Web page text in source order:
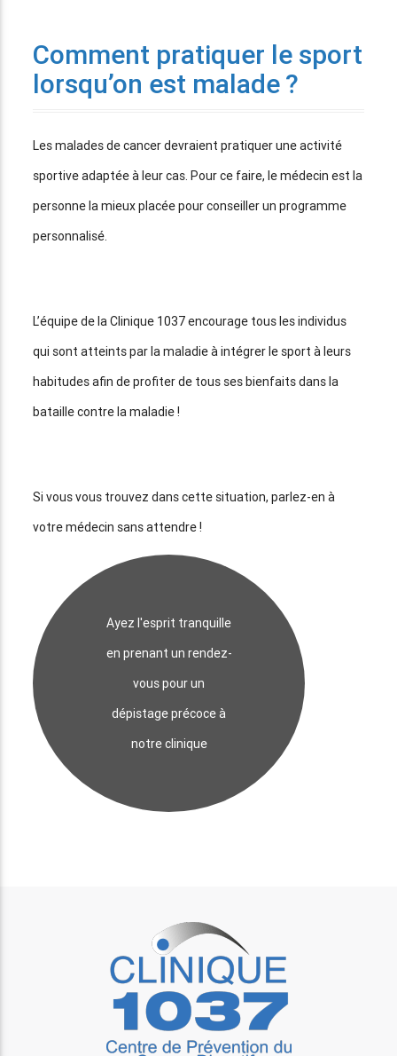
Comment pratiquer le sport
lorsqu’on est malade ?
Les malades de cancer devraient pratiquer une activité
sportive adaptée à leur cas. Pour ce faire, le médecin est la
personne la mieux placée pour conseiller un programme
personnalisé.
L’équipe de la Clinique 1037 encourage tous les individus
qui sont atteints par la maladie à intégrer le sport à leurs
habitudes afin de profiter de tous ses bienfaits dans la
bataille contre la maladie !
Si vous vous trouvez dans cette situation, parlez-en à
votre médecin sans attendre !
Ayez l'esprit tranquille
en prenant un rendez-
vous pour un
dépistage précoce à
notre clinique